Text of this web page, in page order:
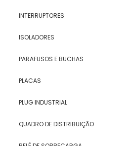
INTERRUPTORES
ISOLADORES
PARAFUSOS E BUCHAS
PLACAS
PLUG INDUSTRIAL
QUADRO DE DISTRIBUIÇÃO